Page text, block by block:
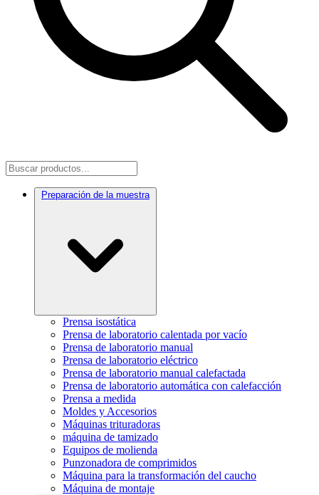
Preparación de la muestra
Prensa isostática
Prensa de laboratorio calentada por vacío
Prensa de laboratorio manual
Prensa de laboratorio eléctrico
Prensa de laboratorio manual calefactada
Prensa de laboratorio automática con calefacción
Prensa a medida
Moldes y Accesorios
Máquinas trituradoras
máquina de tamizado
Equipos de molienda
Punzonadora de comprimidos
Máquina para la transformación del caucho
Máquina de montaje